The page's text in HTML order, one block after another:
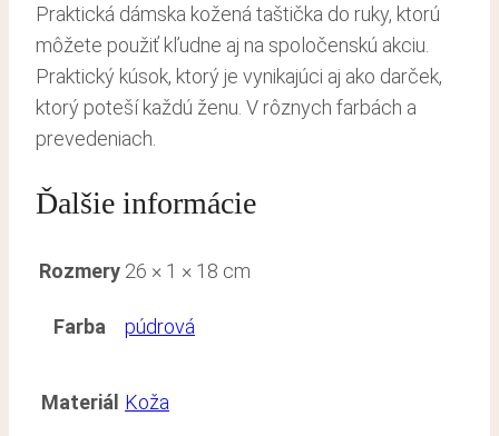
Praktická dámska kožená taštička do ruky, ktorú
môžete použiť kľudne aj na spoločenskú akciu.
Praktický kúsok, ktorý je vynikajúci aj ako darček,
ktorý poteší každú ženu. V rôznych farbách a
prevedeniach.
Ďalšie informácie
Rozmery 26 × 1 × 18 cm
Farba púdrová
Materiál Koža